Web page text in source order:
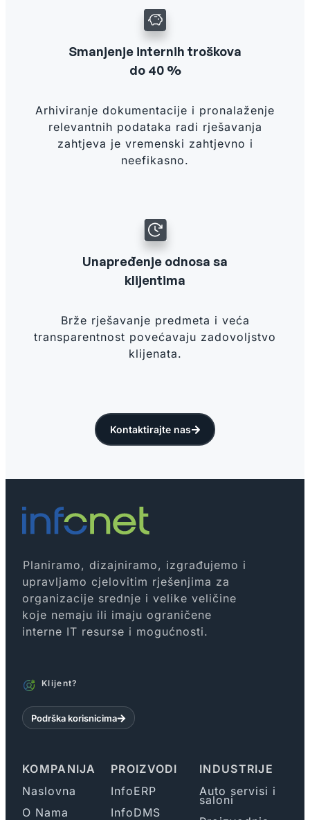
Smanjenje internih troškova
do 40 %
Arhiviranje dokumentacije i pronalaženje
relevantnih podataka radi rješavanja
zahtjeva je vremenski zahtjevno i
neefikasno.
Unapređenje odnosa sa
klijentima
Brže rješavanje predmeta i veća
transparentnost povećavaju zadovoljstvo
klijenata.
Kontaktirajte nas
Planiramo, dizajniramo, izgrađujemo i
upravljamo cjelovitim rješenjima za
organizacije srednje i velike veličine
koje nemaju ili imaju ograničene
interne IT resurse i mogućnosti.
Klijent?
Podrška korisnicima
KOMPANIJA
Naslovna
O Nama
PROIZVODI
InfoERP
InfoDMS
INDUSTRIJE
Auto servisi i
saloni